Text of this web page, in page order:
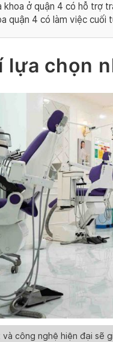
khoa ở quận 4 có hỗ trợ
quận 4 có làm việc cuối
lựa chọn
công nghệ hiện đại sẽ